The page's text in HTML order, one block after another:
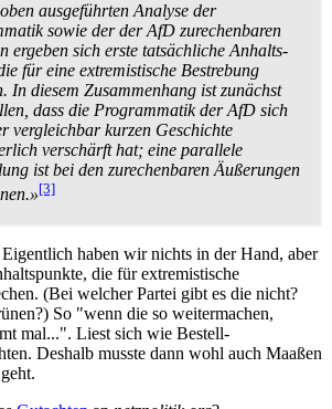
ausgeführten Analyse der
sowie der der AfD zurechenbaren
ergeben sich erste tatsächliche Anhalts­
für eine extremistische Bestrebung
In diesem Zusammenhang ist zunächst
dass die Programmatik der AfD sich
vergleichbar kurzen Geschichte
verschärft hat; eine parallele
ist bei den zurechenbaren Äußerungen
[3]
haben wir nichts in der Hand, aber
die für extremistische
(Bei welcher Partei gibt es die nicht?
So "wenn die so weitermachen,
mal...". Liest sich wie Bestell-
Deshalb musste dann wohl auch Maaßen